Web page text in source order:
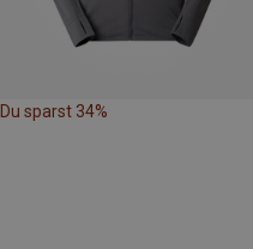
Du sparst 34%